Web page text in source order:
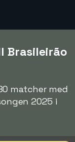
Brasileirão
matcher med
2025 i